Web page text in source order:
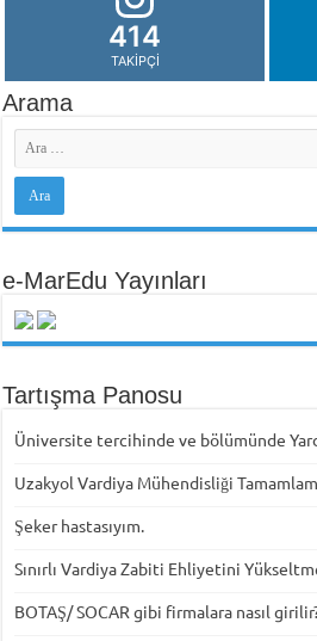
414
TAKIPÇI
Arama
e-MarEdu Yayınları
Tartışma Panosu
Üniversite tercihinde ve bölümünde
Uzakyol Vardiya Mühendisliği
Şeker hastasıyım.
Sınırlı Vardiya Zabiti Ehliyetini
BOTAŞ/ SOCAR gibi firmalara nasıl